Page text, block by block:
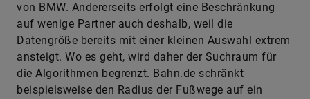
von BMW. Andererseits erfolgt eine Beschränkung
auf wenige Partner auch deshalb, weil die
Datengröße bereits mit einer kleinen Auswahl ex­trem
ansteigt. Wo es geht, wird daher der Suchraum für
die Algorithmen begrenzt. Bahn.de schränkt
beispielsweise den Radius der Fußwege auf ein